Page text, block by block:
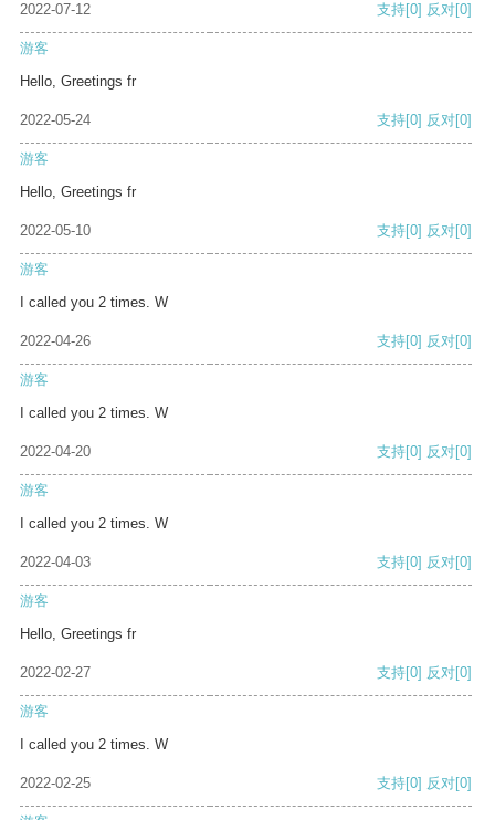
2022-07-12 支持[0] 反对[0]
游客
Hello, Greetings fr
2022-05-24 支持[0] 反对[0]
游客
Hello, Greetings fr
2022-05-10 支持[0] 反对[0]
游客
I called you 2 times. W
2022-04-26 支持[0] 反对[0]
游客
I called you 2 times. W
2022-04-20 支持[0] 反对[0]
游客
I called you 2 times. W
2022-04-03 支持[0] 反对[0]
游客
Hello, Greetings fr
2022-02-27 支持[0] 反对[0]
游客
I called you 2 times. W
2022-02-25 支持[0] 反对[0]